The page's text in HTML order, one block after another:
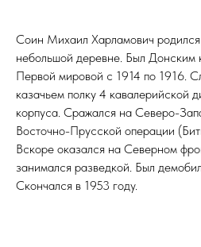
Соин Михаил Харламович
небольшой деревне. Был Донским
Первой мировой с 1914 по 1916.
казачьем полку 4 кавалерийской
корпуса. Сражался на Северо-
Восточно-Прусской операции
Вскоре оказался на Северном
занимался разведкой. Был
Скончался в 1953 году.